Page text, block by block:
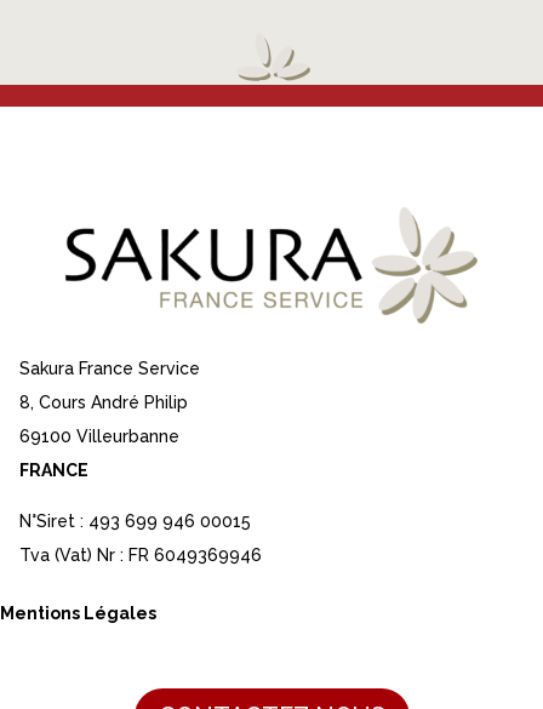
Sakura France Service
8, Cours André Philip
69100 Villeurbanne
FRANCE
N°Siret : 493 699 946 00015
Tva (Vat) Nr : FR 6049369946
Mentions Légales